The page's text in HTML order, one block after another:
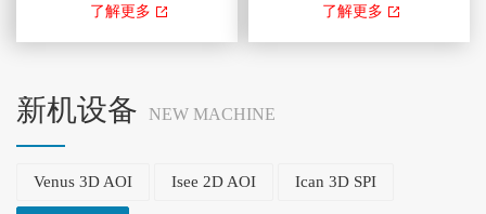
TR7700LQ SII 3D AOI ，藉由
对智能工厂应用进行精确的测量
和数据交换。此外，透过
优良的平台稳定性，可...
了解更多
TR7700QE 3DAOI ，藉由结合以
测功能。最新的检测软体采用快
化模板。 本公司销...
了解更多
新机设备 NEW MACHINE
Venus 3D AOI Isee 2D AOI Ican 3D SPI